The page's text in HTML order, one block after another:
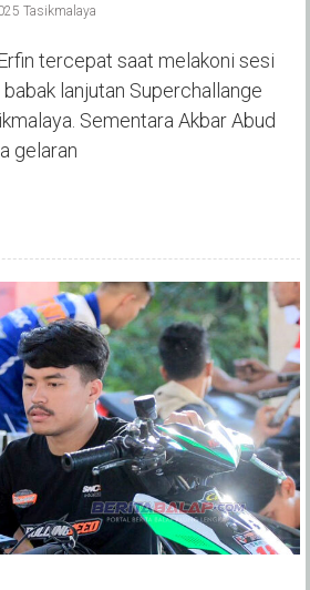
Tasikmalaya
tercepat saat melakoni sesi
lanjutan Superchallange
Sementara Akbar Abud
gelaran